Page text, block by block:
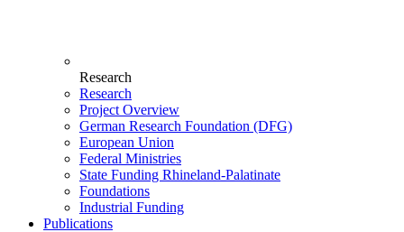
Research
Research
Project Overview
German Research Foundation (DFG)
European Union
Federal Ministries
State Funding Rhineland-Palatinate
Foundations
Industrial Funding
Publications